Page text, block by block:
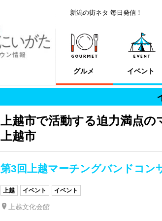
新潟の街ネタ 毎日発信！
グルメ イベント
上越市で活動する迫力満点の
上越市
第3回上越マーチングバンドコン
上越 イベント イベント
上越文化会館